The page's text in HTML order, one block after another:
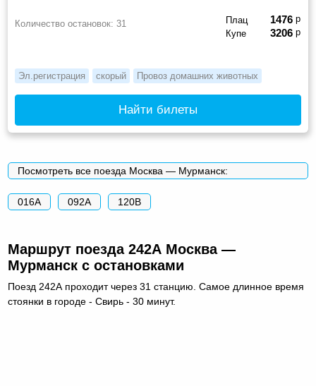
Количество остановок: 31 Плац 1476р
Купе
3206р
Эл.регистрация скорый Провоз домашних животных
Найти билеты
Посмотреть все поезда Москва — Мурманск:
016А 092А 120В
Маршрут поезда 242А Москва —
Мурманск с остановками
Поезд 242А проходит через 31 станцию. Самое длинное время
стоянки в городе - Свирь - 30 минут.